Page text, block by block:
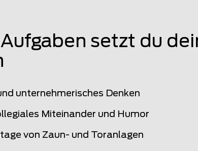
setzt du
unternehmerisches Denken
Miteinander und Humor
von Zaun- und Toranlagen